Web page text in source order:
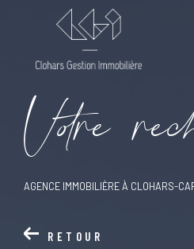
Vore re
AGENCE IMMOBILIÈRE À CLOHARS-
RETOUR